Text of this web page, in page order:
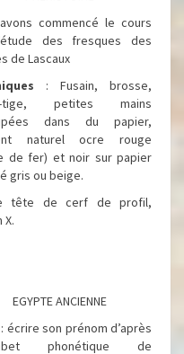
commencé le cours
des fresques des
de Lascaux
: Fusain, brosse,
tige, petites mains
dans du papier,
naturel ocre rouge
de fer) et noir sur papier
gris ou beige.
tête de cerf de profil,
EGYPTE ANCIENNE
: écrire son prénom d’après
phonétique de